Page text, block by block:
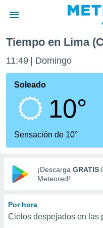
de
ha
calidad.
a este
las
y
digital
basada
Tiempo en Lima
11:49 Domingo
Soleado
10°
Sensación de 10°
¡Descarga GRATIS
Meteored!
Por hora
Cielos despejados en las